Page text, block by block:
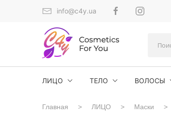
info@c4y.ua
ЛИЦО ТЕЛО ВОЛОСЫ
Главная ЛИЦО Маски